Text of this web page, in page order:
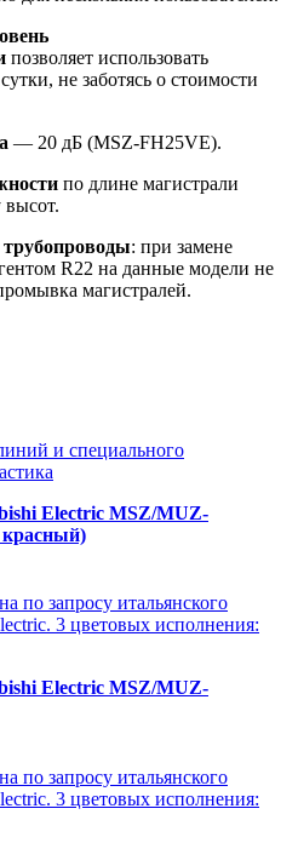
позволяет использовать
не заботясь о стоимости
— 20 дБ (MSZ-FH25VE).
по длине магистрали
высот.
: при замене
R22 на данные модели не
магистралей.
Electric MSZ/MUZ-
Electric MSZ/MUZ-